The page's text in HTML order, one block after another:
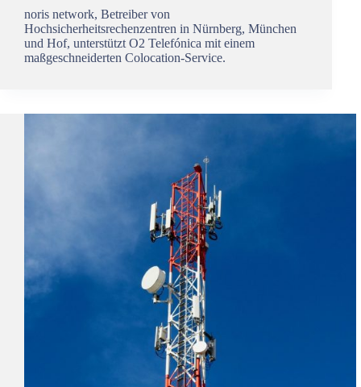
noris network, Betreiber von
Hochsicherheitsrechenzentren in Nürnberg, München
und Hof, unterstützt O2 Telefónica mit einem
maßgeschneiderten Colocation-Service.